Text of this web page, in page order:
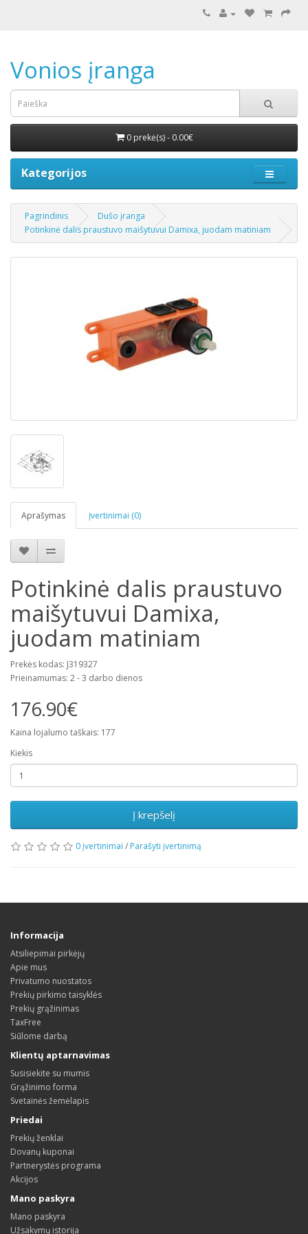
Vonios įranga
0 prekė(s) - 0.00€
Kategorijos
Pagrindinis
Dušo įranga
Potinkinė dalis praustuvo maišytuvui Damixa, juodam matiniam
Aprašymas Įvertinimai (0)
Potinkinė dalis praustuvo
maišytuvui Damixa,
juodam matiniam
Prekės kodas: J319327
Prieinamumas: 2 - 3 darbo dienos
176.90€
Kaina lojalumo taškais: 177
Kiekis
Į krepšelį
0 įvertinimai / Parašyti įvertinimą
Informacija
Atsiliepimai pirkėjų
Apie mus
Privatumo nuostatos
Prekių pirkimo taisyklės
Prekių grąžinimas
TaxFree
Siūlome darbą
Klientų aptarnavimas
Susisiekite su mumis
Grąžinimo forma
Svetainės žemėlapis
Priedai
Prekių ženklai
Dovanų kuponai
Partnerystės programa
Akcijos
Mano paskyra
Mano paskyra
Užsakymų istorija